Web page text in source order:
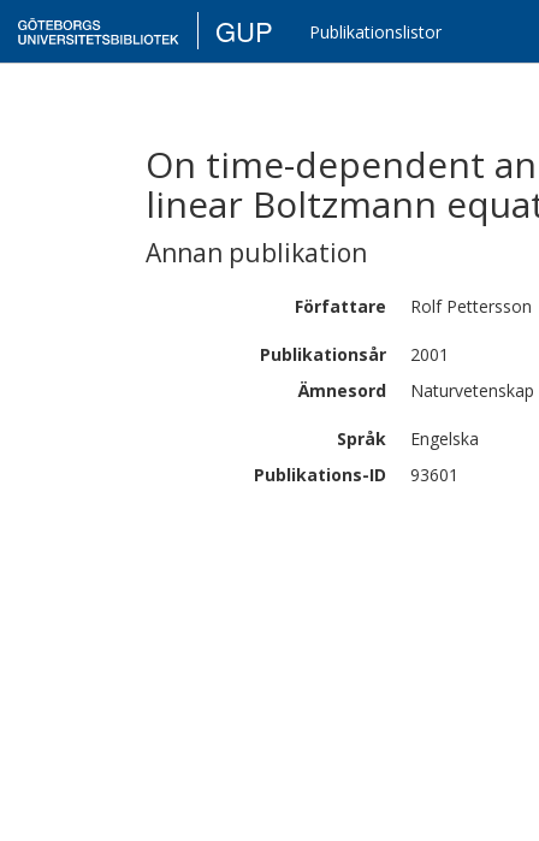
GUP Publikationslistor
On time-dependent
linear Boltzmann
Annan publikation
Författare Rolf Pettersson
Publikationsår
2001
Ämnesord
Språk
Engelska
Publikations-ID
93601